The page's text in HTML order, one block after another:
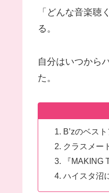
「どんな音楽聴
る。
自分はいつから
た。
B’zのベス
クラスメー
『MAKING
ハイスタ沼